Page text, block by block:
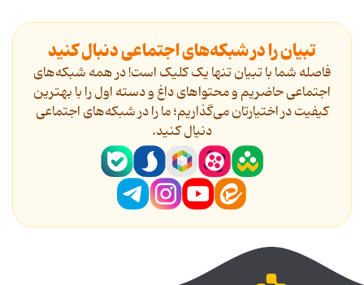
تبیان را در شبکه‌های اجتماعی دنبال کنید
فاصله شما با تبیان تنها یک کلیک است! در همه شبکه‌های
اجتماعی حاضریم و محتواهای داغ و دسته اول را با بهترین
کیفیت در اختیارتان می‌گذاریم؛ ما را در شبکه‌های اجتماعی
دنیال کنید.